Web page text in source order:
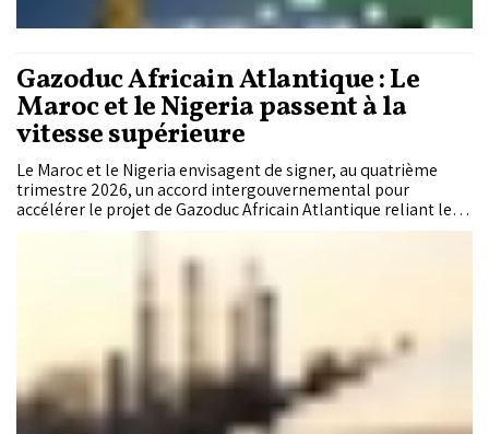
Gazoduc Africain Atlantique : Le
Maroc et le Nigeria passent à la
vitesse supérieure
Le Maroc et le Nigeria envisagent de signer, au quatrième
trimestre 2026, un accord intergouvernemental pour
accélérer le projet de Gazoduc Africain Atlantique reliant les
deux pays sur près de 6.900 km. Estimé à 25 milliards de
mètres cubes de gaz par an vers l’Afrique de l’Ouest et
l’Europe, selon des informations rapportées par Reuters.